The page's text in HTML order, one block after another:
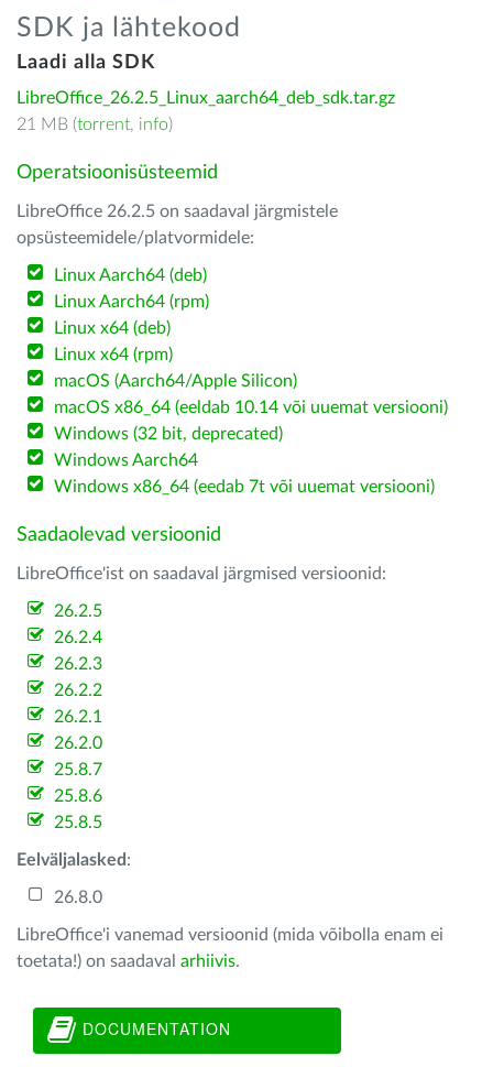
SDK ja lähtekood
Laadi alla SDK
LibreOffice_26.2.5_Linux_aarch64_deb_sdk.tar.gz
21 MB (torrent, info)
Operatsioonisüsteemid
LibreOffice 26.2.5 on saadaval järgmistele
opsüsteemidele/platvormidele:
Linux Aarch64 (deb)
Linux Aarch64 (rpm)
Linux x64 (deb)
Linux x64 (rpm)
macOS (Aarch64/Apple Silicon)
macOS x86_64 (eeldab 10.14 või uuemat versiooni)
Windows (32 bit, deprecated)
Windows Aarch64
Windows x86_64 (eedab 7t või uuemat versiooni)
Saadaolevad versioonid
LibreOffice'ist on saadaval järgmised versioonid:
26.2.5
26.2.4
26.2.3
26.2.2
26.2.1
26.2.0
25.8.7
25.8.6
25.8.5
Eelväljalasked :
26.8.0
LibreOffice'i vanemad versioonid (mida võibolla enam ei
toetata!) on saadaval arhiivis.
DOCUMENTATION